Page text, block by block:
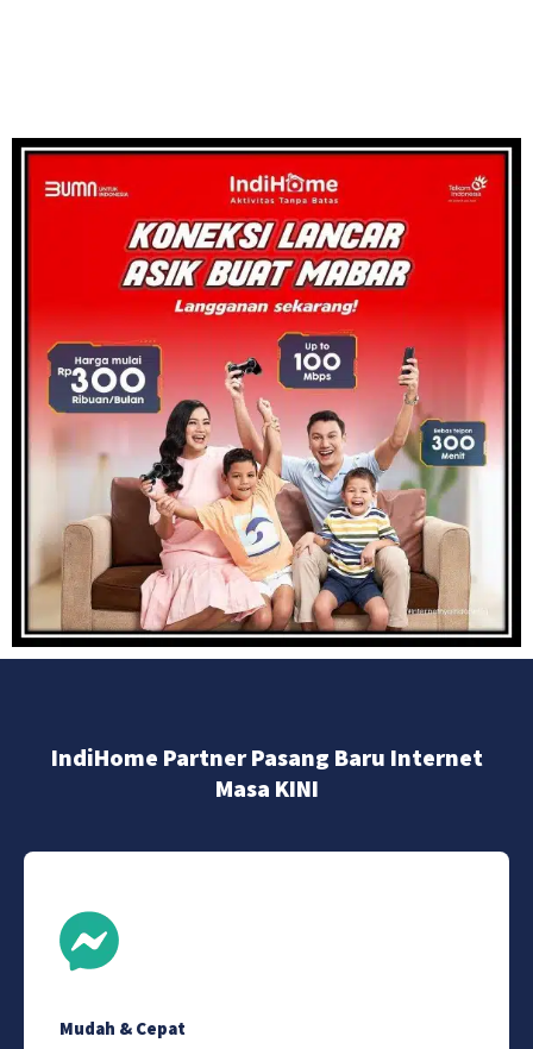
IndiHome Partner Pasang Baru Internet
Masa KINI
Mudah & Cepat